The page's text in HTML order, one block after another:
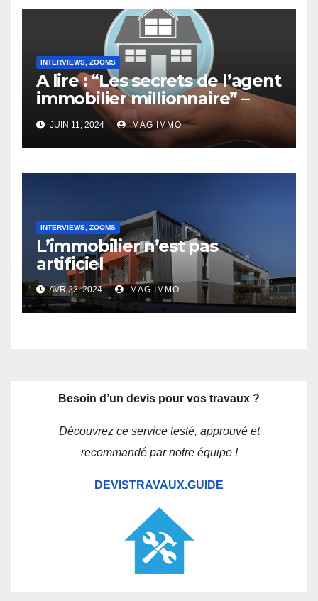
INTERVIEWS, ZOOMS
A lire : “Les secrets de l’agent
immobilier millionnaire” –
Interview de Jacques
Doassans-Bernard
JUIN 11, 2024 MAG IMMO
INTERVIEWS, ZOOMS
L’immobilier n’est pas
artificiel
AVR 23, 2024 MAG IMMO
Besoin d’un devis pour vos travaux ?
Découvrez ce service testé, approuvé et
recommandé par notre équipe !
DEVISTRAVAUX.GUIDE